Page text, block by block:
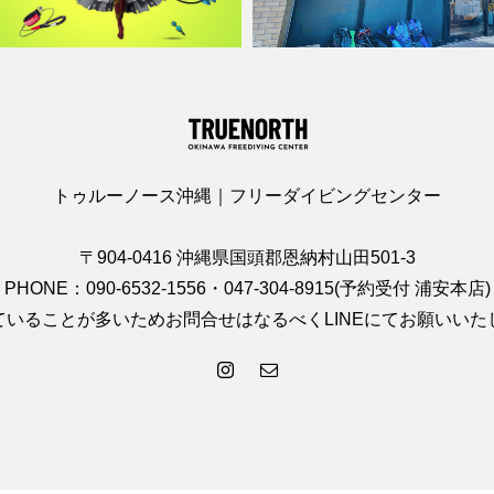
トゥルーノース沖縄｜フリーダイビングセンター
〒904-0416 沖縄県国頭郡恩納村山田501-3
PHONE：090-6532-1556・047-304-8915(予約受付 浦安本店)
いることが多いためお問合せはなるべくLINEにてお願いいた